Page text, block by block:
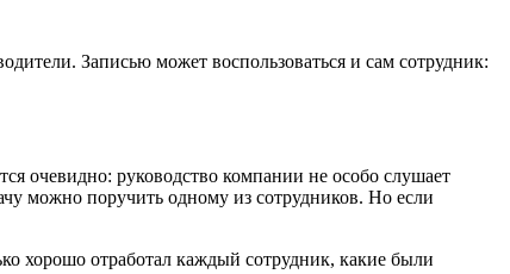
Записью может воспользоваться и сам сотрудник:
очевидно: руководство компании не особо слушает
можно поручить одному из сотрудников. Но если
хорошо отработал каждый сотрудник, какие были